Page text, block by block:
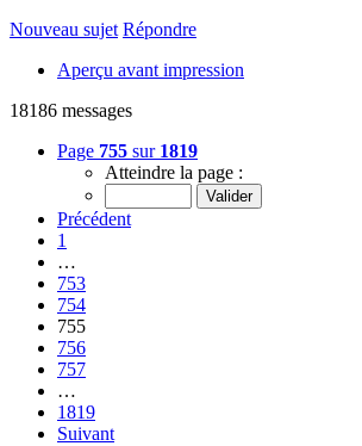
Nouveau sujet Répondre
Aperçu avant impression
18186 messages
Page 755 sur 1819
Atteindre la page :
Précédent
1
…
753
754
755
756
757
…
1819
Suivant